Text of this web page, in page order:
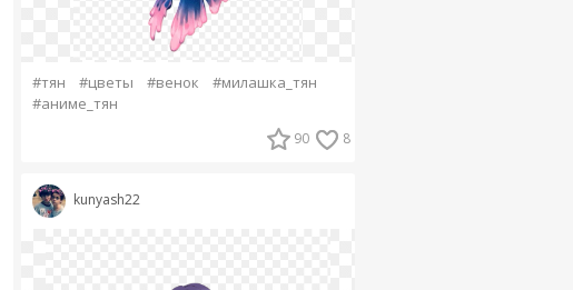
#тян #цветы #венок
#милашка_тян
#аниме_тян
90 8
kunyash22